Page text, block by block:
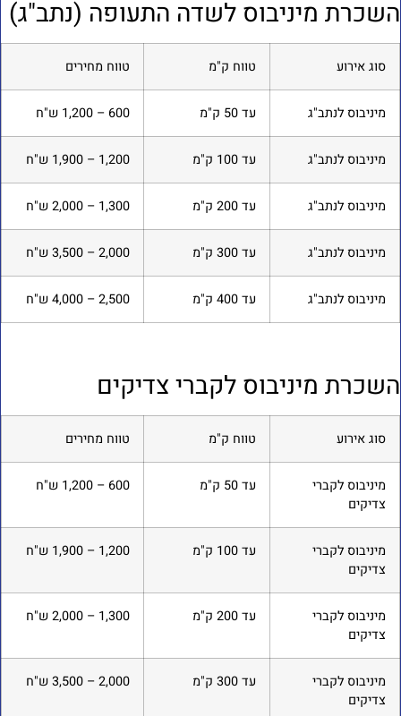
מיניבוס לשדה התעופה (נתב"ג)
סוג אירוע טווח ק"מ טווח מחירים
מיניבוס לנתב"ג עד 50 ק"מ 600 – 1,200 ש"ח
מיניבוס לנתב"ג עד 100 ק"מ 1,200 – 1,900 ש"ח
מיניבוס לנתב"ג עד 200 ק"מ 1,300 – 2,000 ש"ח
מיניבוס לנתב"ג עד 300 ק"מ 2,000 – 3,500 ש"ח
מיניבוס לנתב"ג עד 400 ק"מ 2,500 – 4,000 ש"ח
מיניבוס לקברי צדיקים
סוג אירוע טווח ק"מ טווח מחירים
מיניבוס לקברי
צדיקים
עד 50 ק"מ 600 – 1,200 ש"ח
מיניבוס לקברי
צדיקים
עד 100 ק"מ 1,200 – 1,900 ש"ח
מיניבוס לקברי
צדיקים
עד 200 ק"מ 1,300 – 2,000 ש"ח
מיניבוס לקברי
צדיקים
עד 300 ק"מ 2,000 – 3,500 ש"ח